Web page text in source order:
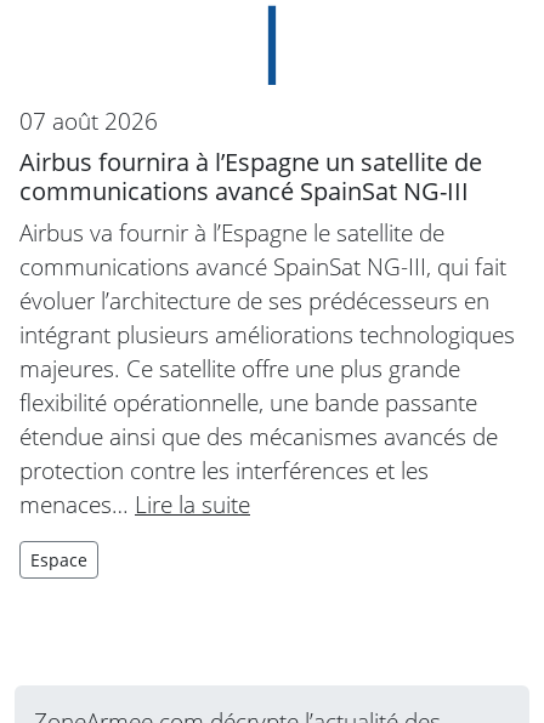
07 août 2026
Airbus fournira à l’Espagne un satellite de
communications avancé SpainSat NG-III
Airbus va fournir à l’Espagne le satellite de
communications avancé SpainSat NG-III, qui fait
évoluer l’architecture de ses prédécesseurs en
intégrant plusieurs améliorations technologiques
majeures. Ce satellite offre une plus grande
flexibilité opérationnelle, une bande passante
étendue ainsi que des mécanismes avancés de
protection contre les interférences et les
menaces… Lire la suite
Espace